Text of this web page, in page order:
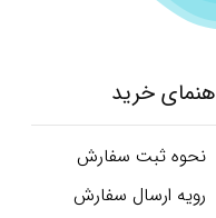
خرید
نحوه ثبت سفارش
رویه ارسال سفارش